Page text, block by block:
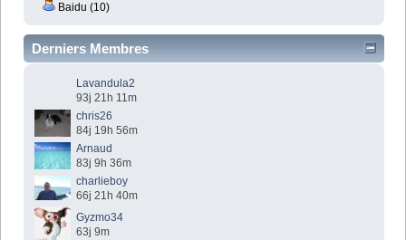
Baidu (10)
Derniers Membres
Lavandula2
93j 21h 11m
chris26
84j 19h 56m
Arnaud
83j 9h 36m
charlieboy
66j 21h 40m
Gyzmo34
63j 9m